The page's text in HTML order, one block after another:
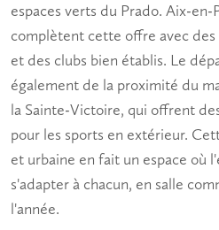
espaces verts du Prado. Aix-
complètent cette offre avec
et des clubs bien établis. Le
également de la proximité du
la Sainte-Victoire, qui offrent
pour les sports en extérieur.
et urbaine en fait un espace où l'
s'adapter à chacun, en salle
l'année.